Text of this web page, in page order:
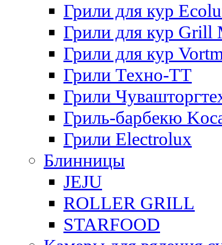
Грили для кур
Грили для кур Grill
Грили для кур
Грили Техно-ТТ
Грили
Гриль-барбекю
Грили Electrolux
Блинницы
JEJU
ROLLER GRILL
STARFOOD